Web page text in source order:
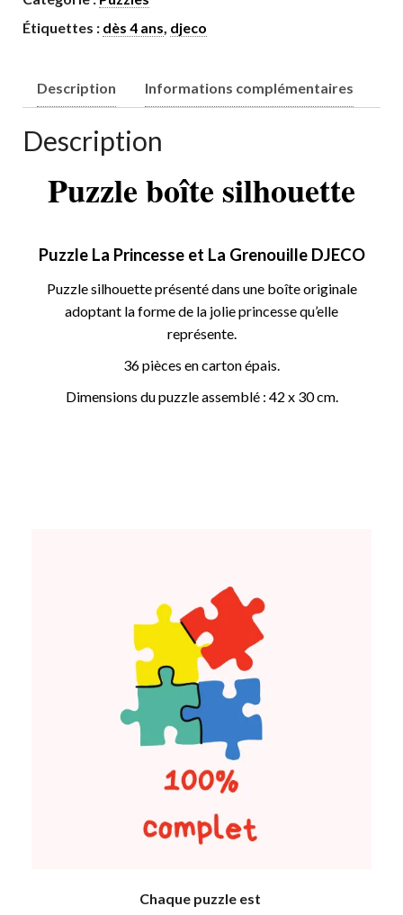
Étiquettes : dès 4 ans, djeco
Description Informations complémentaires
Description
Puzzle boîte silhouette
Puzzle La Princesse et La Grenouille DJECO
Puzzle silhouette présenté dans une boîte originale
adoptant la forme de la jolie princesse qu’elle
représente.
36 pièces en carton épais.
Dimensions du puzzle assemblé : 42 x 30 cm.
Chaque puzzle est